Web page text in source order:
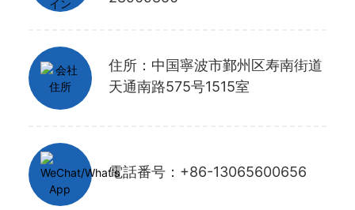
住所：中国寧波市鄞州区寿南街道
天通南路575号1515室
電話番号：+86-13065600656